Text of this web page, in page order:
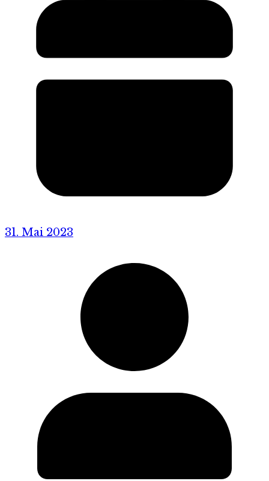
31. Mai 2023